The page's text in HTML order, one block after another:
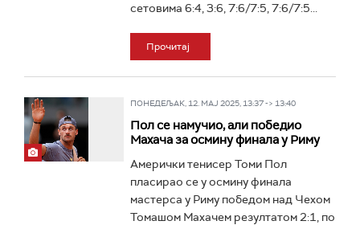
сетовима 6:4, 3:6, 7:6/7:5, 7:6/7:5...
Прочитај
ПОНЕДЕЉАК, 12. МАЈ 2025, 13:37 -> 13:40
Пол се намучио, али победио
Махача за осмину финала у Риму
Амерички тенисер Томи Пол
пласирао се у осмину финала
мастерса у Риму победом над Чехом
Томашом Махачем резултатом 2:1, по